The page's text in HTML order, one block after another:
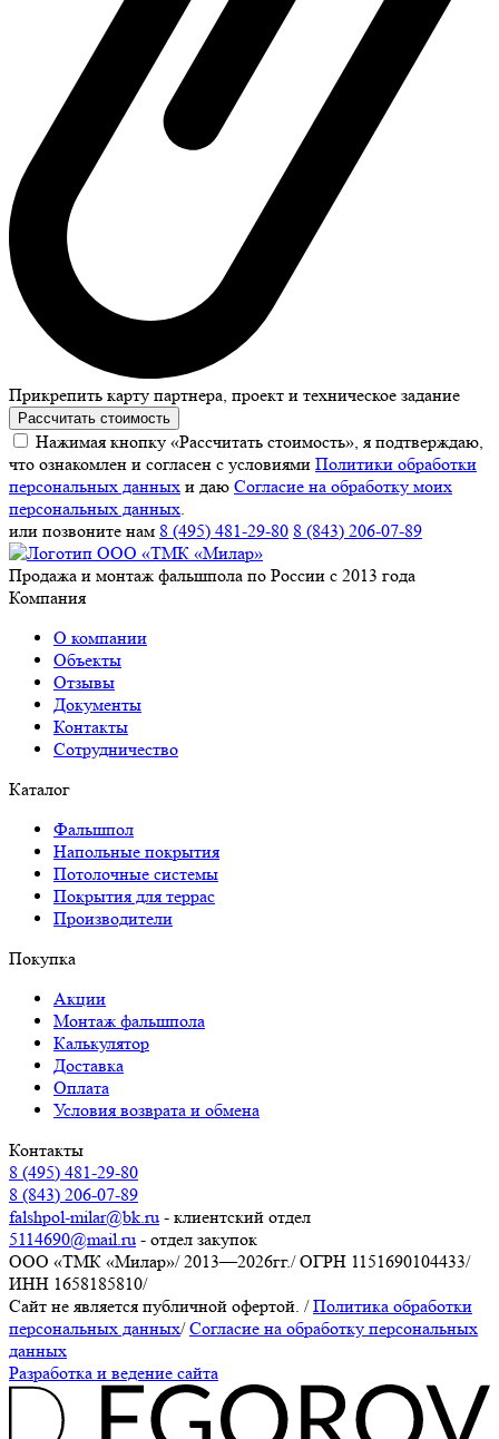
Прикрепить карту партнера, проект и техническое задание
Рассчитать стоимость
Нажимая кнопку «Рассчитать стоимость», я подтверждаю,
что ознакомлен и согласен с условиями Политики обработки
персональных данных и даю Согласие на обработку моих
персональных данных.
или позвоните нам 8 (495) 481-29-80 8 (843) 206-07-89
Продажа и монтаж фальшпола по России с 2013 года
Компания
О компании
Объекты
Отзывы
Документы
Контакты
Сотрудничество
Каталог
Фальшпол
Напольные покрытия
Потолочные системы
Покрытия для террас
Производители
Покупка
Акции
Монтаж фальшпола
Калькулятор
Доставка
Оплата
Условия возврата и обмена
Контакты
8 (495) 481-29-80
8 (843) 206-07-89
falshpol-milar@bk.ru - клиентский отдел
5114690@mail.ru - отдел закупок
ООО «ТМК «Милар»/ 2013—2026гг./ОГРН 1151690104433/
ИНН 1658185810/
Сайт не является публичной офертой. / Политика обработки
персональных данных/ Согласие на обработку персональных
данных
Разработка и ведение сайта